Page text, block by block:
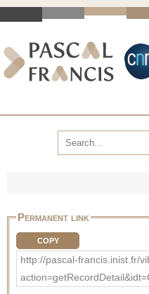
Permanent link
COPY
http://pascal-francis.inist.fr/